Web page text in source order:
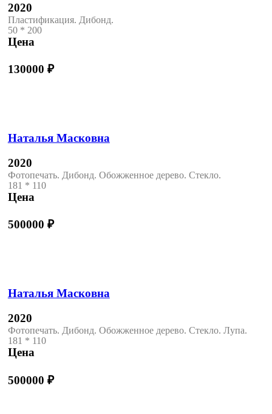
2020
Пластификация. Дибонд.
50 * 200
Цена
130000 ₽
Наталья Масковна
2020
Фотопечать. Дибонд. Обожженное дерево. Стекло.
181 * 110
Цена
500000 ₽
Наталья Масковна
2020
Фотопечать. Дибонд. Обожженное дерево. Стекло. Лупа.
181 * 110
Цена
500000 ₽